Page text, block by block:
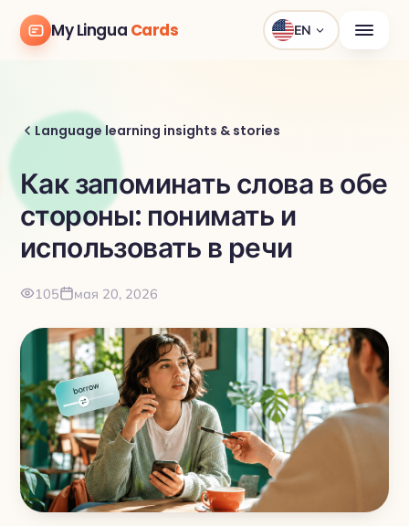
My Lingua Cards EN
Language learning insights & stories
Как запоминать слова в обе
стороны: понимать и
использовать в речи
105 мая 20, 2026